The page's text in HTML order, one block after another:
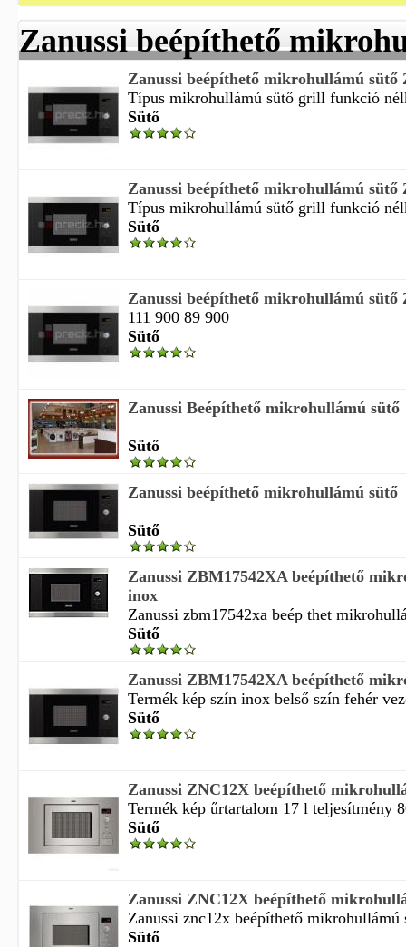
Zanussi beépíthető
Zanussi beépíthető mikrohullámú sütő
Típus mikrohullámú sütő grill funkció
Sütő
Zanussi beépíthető mikrohullámú sütő
Típus mikrohullámú sütő grill funkció
Sütő
Zanussi beépíthető mikrohullámú sütő
111 900 89 900
Sütő
Zanussi Beépíthető mikrohullámú sütő
Sütő
Zanussi beépíthető mikrohullámú sütő
Sütő
Zanussi ZBM17542XA beépíthető
inox
Zanussi zbm17542xa beép thet
Sütő
Zanussi ZBM17542XA beépíthető
Termék kép szín inox belső szín fehér
Sütő
Zanussi ZNC12X beépíthető
Termék kép űrtartalom 17 l teljesítmény
Sütő
Zanussi ZNC12X beépíthető
Zanussi znc12x beépíthető mikrohullámú
Sütő